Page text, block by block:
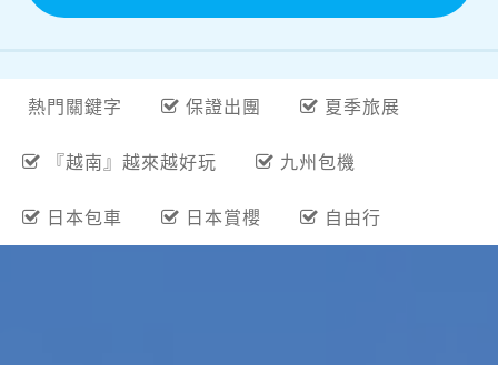
熱門關鍵字 保證出團 夏季旅展
『越南』越來越好玩 九州包機
日本包車 日本賞櫻 自由行